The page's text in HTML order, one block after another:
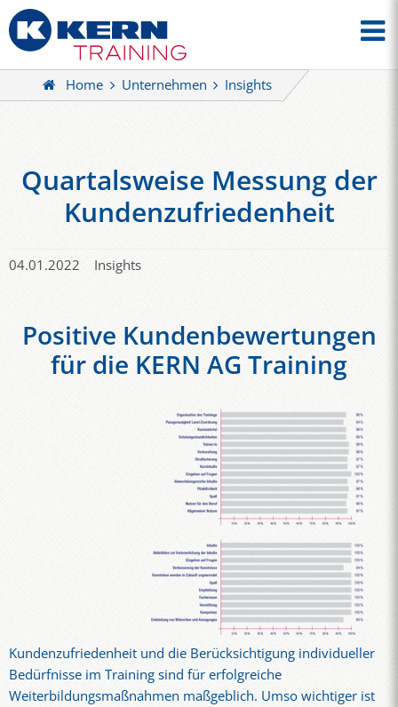
Home Unternehmen Insights
Quartalsweise Messung der
Kundenzufriedenheit
04.01.2022 Insights
Positive Kundenbewertungen
für die KERN AG Training
Kundenzufriedenheit und die Berücksichtigung individueller
Bedürfnisse im Training sind für erfolgreiche
Weiterbildungsmaßnahmen maßgeblich. Umso wichtiger ist